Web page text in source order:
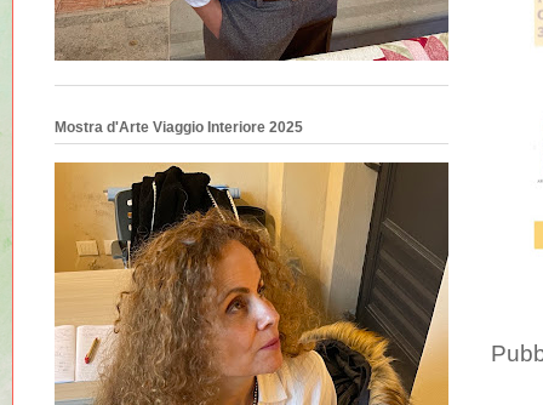
Mostra d'Arte Viaggio Interiore 2025